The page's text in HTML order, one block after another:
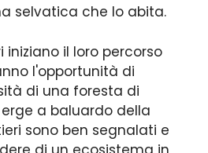
selvatica che lo abita.
il loro percorso
l'opportunità di
di una foresta di
a baluardo della
sono ben segnalati e